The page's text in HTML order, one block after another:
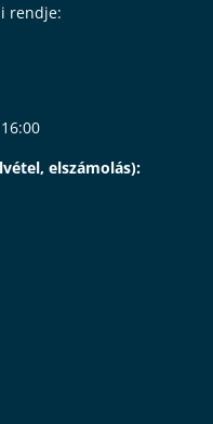
rendje:
elszámolás):